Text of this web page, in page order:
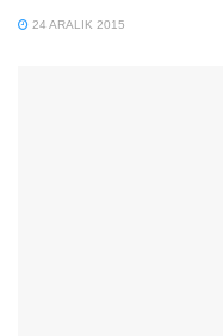
24 ARALIK 2015